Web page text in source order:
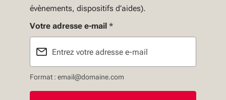
évènements, dispositifs d’aides).
Votre adresse e-mail *
Format : email@domaine.com